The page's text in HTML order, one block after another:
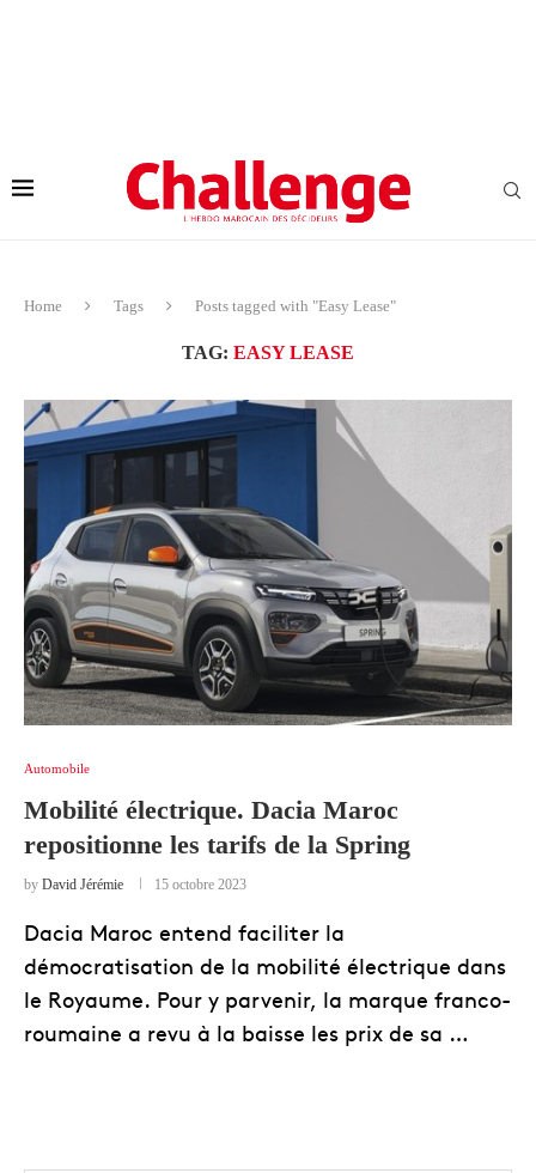
Home Tags Posts tagged with "Easy Lease"
TAG: EASY LEASE
Automobile
Mobilité électrique. Dacia Maroc
repositionne les tarifs de la Spring
by David Jérémie 15 octobre 2023
Dacia Maroc entend faciliter la
démocratisation de la mobilité électrique dans
le Royaume. Pour y parvenir, la marque franco-
roumaine a revu à la baisse les prix de sa …